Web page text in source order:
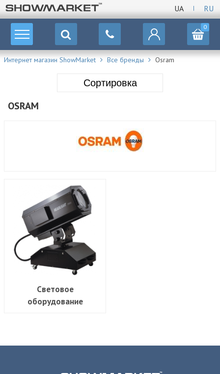
UA RU
0
Интернет магазин ShowMarket Все бренды Osram
Сортировка
OSRAM
Световое
оборудование